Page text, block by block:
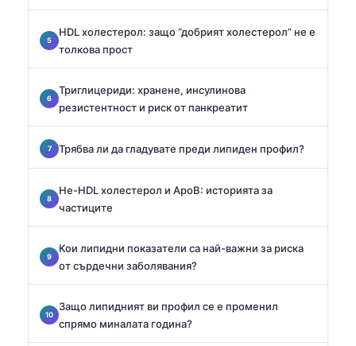
HDL холестерол: защо “добрият холестерол” не е
толкова прост
Триглицериди: хранене, инсулинова
резистентност и риск от панкреатит
Трябва ли да гладувате преди липиден профил?
Не-HDL холестерол и ApoB: историята за
частиците
Кои липидни показатели са най-важни за риска
от сърдечни заболявания?
Защо липидният ви профил се е променил
спрямо миналата година?